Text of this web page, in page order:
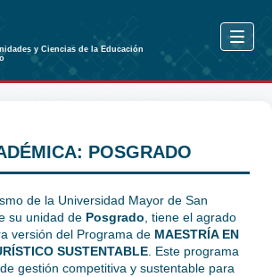
POSGRADO
de la Universidad Mayor de San
su unidad de Posgrado , tiene el agrado
versión del Programa de MAESTRÍA EN
SUSTENTABLE . Este programa
gestión competitiva y sustentable para